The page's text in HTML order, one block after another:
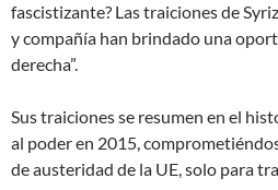
fascistizante? Las traiciones de
y compañía han brindado una
derecha”.
Sus traiciones se resumen en el
al poder en 2015,
de austeridad de la UE, solo para